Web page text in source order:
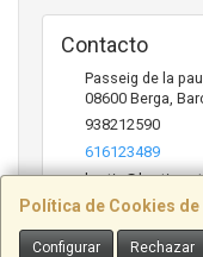
Política de Cookies
Configurar Rechazar
Contacto
Passeig de la
08600 Berga,
938212590
616123489
bertic@bertic.cat